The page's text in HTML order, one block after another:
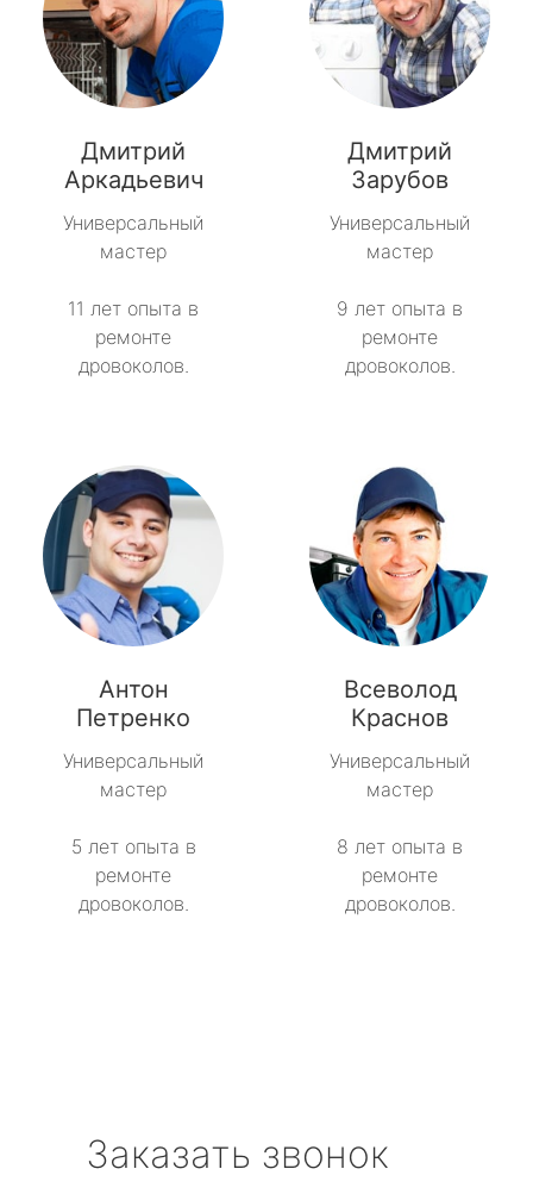
Дмитрий
Аркадьевич
Универсальный
мастер
11 лет опыта в
ремонте
дровоколов.
Дмитрий
Зарубов
Универсальный
мастер
9 лет опыта в
ремонте
дровоколов.
Антон
Петренко
Универсальный
мастер
5 лет опыта в
ремонте
дровоколов.
Всеволод
Краснов
Универсальный
мастер
8 лет опыта в
ремонте
дровоколов.
Заказать звонок